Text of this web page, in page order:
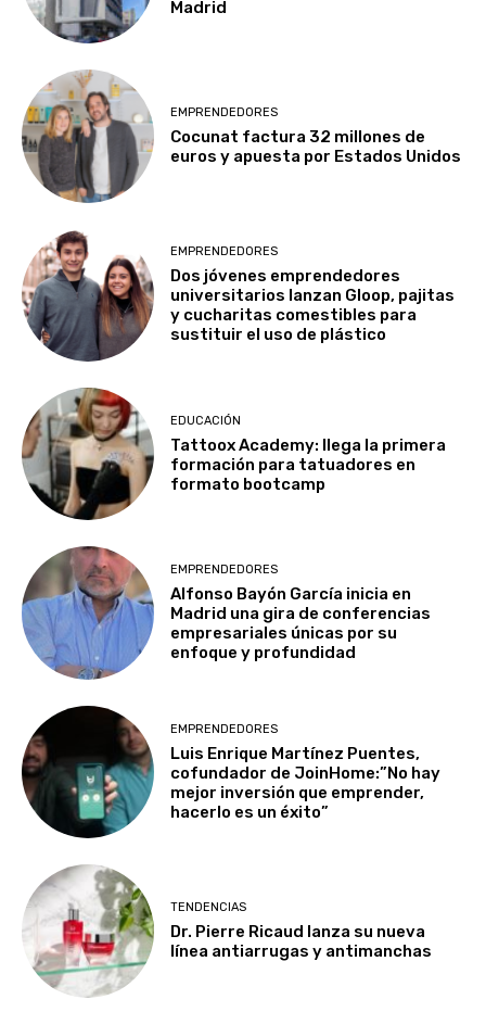
Madrid
EMPRENDEDORES
Cocunat factura 32 millones de
euros y apuesta por Estados Unidos
EMPRENDEDORES
Dos jóvenes emprendedores
universitarios lanzan Gloop, pajitas
y cucharitas comestibles para
sustituir el uso de plástico
EDUCACIÓN
Tattoox Academy: llega la primera
formación para tatuadores en
formato bootcamp
EMPRENDEDORES
Alfonso Bayón García inicia en
Madrid una gira de conferencias
empresariales únicas por su
enfoque y profundidad
EMPRENDEDORES
Luis Enrique Martínez Puentes,
cofundador de JoinHome:”No hay
mejor inversión que emprender,
hacerlo es un éxito”
TENDENCIAS
Dr. Pierre Ricaud lanza su nueva
línea antiarrugas y antimanchas